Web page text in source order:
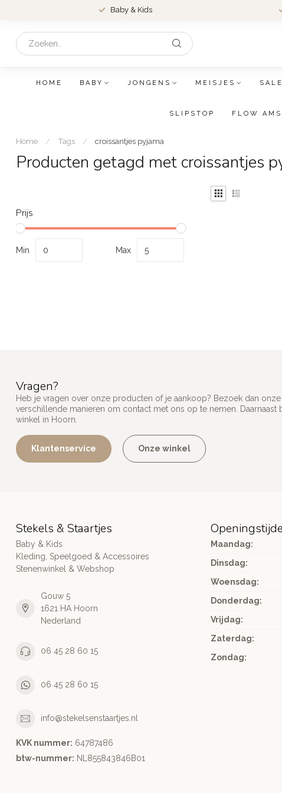
Baby & Kids
HOME BABY JONGENS MEISJES SALE
SLIPSTOP FLOW
Home / Tags / croissantjes pyjama
Producten getagd met croissantjes
Prijs
Min Max
Vragen?
Heb je vragen over onze producten of je aankoop? Bezoek dan
verschillende manieren om contact met ons op te nemen.
winkel in Hoorn.
Klantenservice Onze winkel
Stekels & Staartjes
Baby & Kids
Kleding, Speelgoed & Accessoires
Stenenwinkel & Webshop
Gouw 5
1621 HA Hoorn
Nederland
06 45 28 60 15
06 45 28 60 15
info@stekelsenstaartjes.nl
KVK nummer: 64787486
btw-nummer: NL855843846B01
Maandag:
Dinsdag:
Woensdag:
Donderdag:
Vrijdag:
Zaterdag:
Zondag: